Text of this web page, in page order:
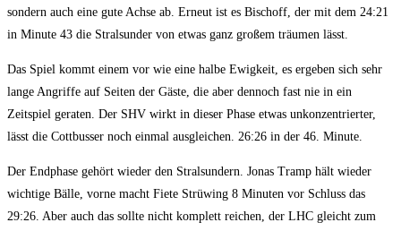
sondern auch eine gute Achse ab. Erneut ist es Bischoff, der mit dem 24:21
in Minute 43 die Stralsunder von etwas ganz großem träumen lässt.
Das Spiel kommt einem vor wie eine halbe Ewigkeit, es ergeben sich sehr
lange Angriffe auf Seiten der Gäste, die aber dennoch fast nie in ein
Zeitspiel geraten. Der SHV wirkt in dieser Phase etwas unkonzentrierter,
lässt die Cottbusser noch einmal ausgleichen. 26:26 in der 46. Minute.
Der Endphase gehört wieder den Stralsundern. Jonas Tramp hält wieder
wichtige Bälle, vorne macht Fiete Strüwing 8 Minuten vor Schluss das
29:26. Aber auch das sollte nicht komplett reichen, der LHC gleicht zum